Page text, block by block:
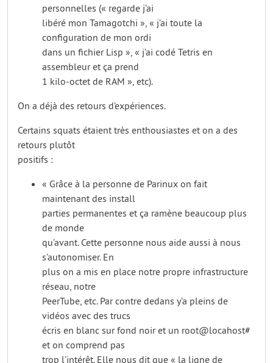
personnelles (« regarde j’ai
libéré mon Tamagotchi », « j’ai toute la
configuration de mon ordi
dans un fichier Lisp », « j’ai codé Tetris en
assembleur et ça prend
1 kilo-octet de RAM », etc).
On a déjà des retours d’expériences.
Certains squats étaient très enthousiastes et on a des
retours plutôt
positifs :
« Grâce à la personne de Parinux on fait
maintenant des install
parties permanentes et ça ramène beaucoup plus
de monde
qu’avant. Cette personne nous aide aussi à nous
s’autonomiser. En
plus on a mis en place notre propre infrastructure
réseau, notre
PeerTube, etc. Par contre dedans y’a pleins de
vidéos avec des trucs
écris en blanc sur fond noir et un root@locahost#
et on comprend pas
trop l’intérêt. Elle nous dit que « la ligne de